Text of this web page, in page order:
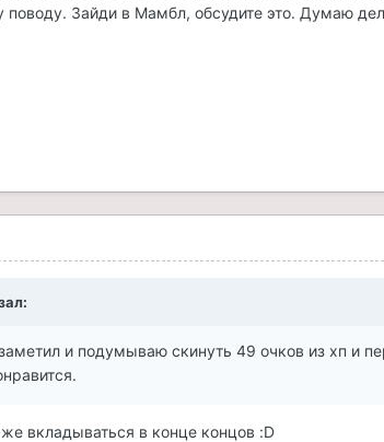
поводу. Зайди в Мамбл, обсудите это. Думаю
и подумываю скинуть 49 очков из хп и
вкладываться в конце концов :D